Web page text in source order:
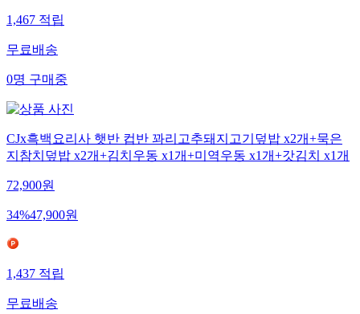
1,467적립
무료배송
0명구매중
CJx흑백요리사 햇반 컵반 꽈리고추돼지고기덮밥 x2개+묵은
지참치덮밥 x2개+김치우동 x1개+미역우동 x1개+갓김치 x1개
72,900원
34%47,900원
1,437적립
무료배송